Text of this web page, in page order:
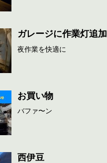
ガレージに作業灯追加
夜作業を快適に
お買い物
バファ〜ン
西伊豆